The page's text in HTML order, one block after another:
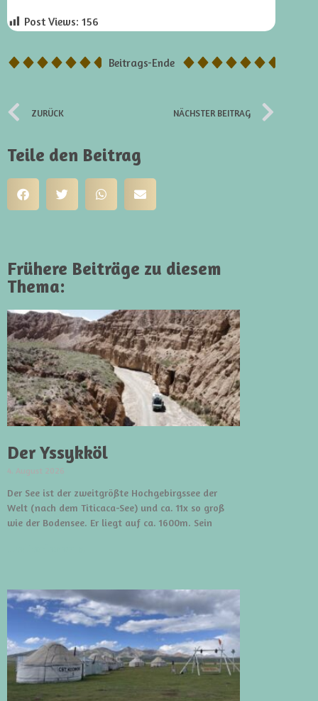
Post Views: 156
Beitrags-Ende
ZURÜCK NÄCHSTER BEITRAG
Teile den Beitrag
Frühere Beiträge zu diesem
Thema:
Der Yssykköl
4. August 2026
Der See ist der zweitgrößte Hochgebirgssee der
Welt (nach dem Titicaca-See) und ca. 11x so groß
wie der Bodensee. Er liegt auf ca. 1600m. Sein